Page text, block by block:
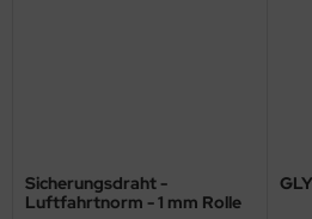
Sicherungsdraht -
Luftfahrtnorm - 1 mm Rolle